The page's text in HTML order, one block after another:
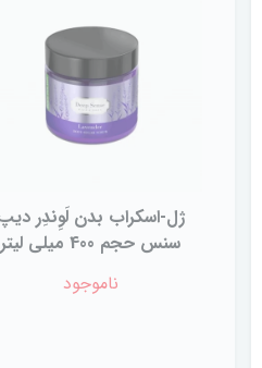
ژل-اسکراب بدن لَوِندِر
سنس حجم 400 میلی لیتر
ناموجود